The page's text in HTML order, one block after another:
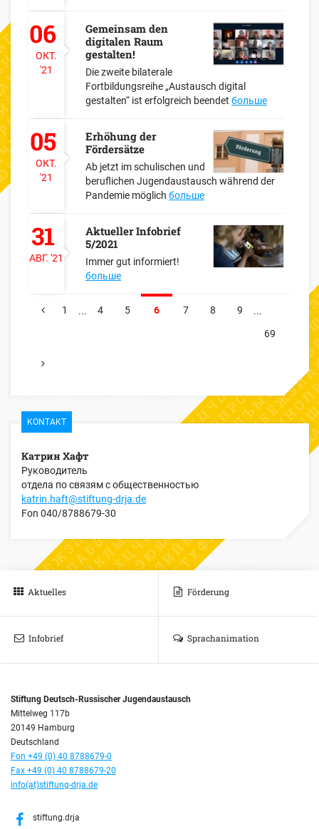
06
ОКТ.
'21
Gemeinsam den
digitalen Raum
gestalten!
Die zweite bilaterale
Fortbildungsreihe „Austausch digital
gestalten“ ist erfolgreich beendet больше
05
ОКТ.
'21
Erhöhung der
Fördersätze
Ab jetzt im schulischen und
beruflichen Jugendaustausch während der
Pandemie möglich больше
31
АВГ. '21
Aktueller Infobrief
5/2021
Immer gut informiert!
больше
1 ... 4 5 6 7 8 9
...
69
KONTAKT
Катрин Хафт
Руководитель
отдела по связям с общественностью
katrin.haft@stiftung-drja.de
Fon 040/8788679-30
Aktuelles Förderung
Infobrief Sprachanimation
Stiftung Deutsch-Russischer Jugendaustausch
Mittelweg 117b
20149 Hamburg
Deutschland
Fon +49 (0) 40 8788679-0
Fax +49 (0) 40 8788679-20
info(at)stiftung-drja.de
stiftung.drja